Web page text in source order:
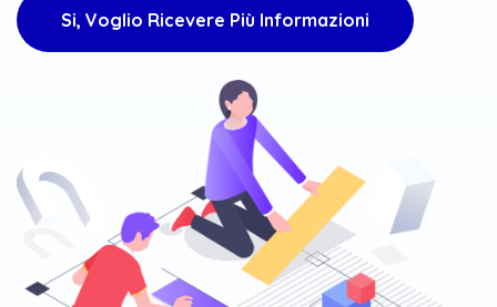
Si, Voglio Ricevere Più Informazioni